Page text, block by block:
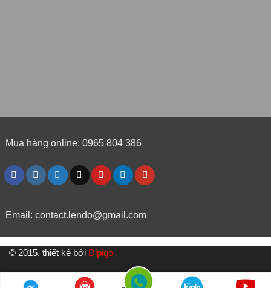
Mua hàng online: 0965 804 386
Email: contact.lendo@gmail.com
© 2015, thiết kế bởi Dipigo
//SỐ ĐIỆN